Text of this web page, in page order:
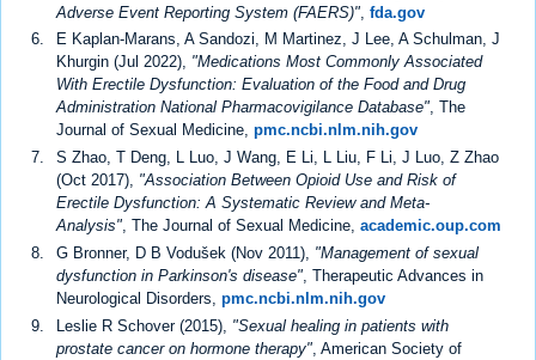
Adverse Event Reporting System (FAERS)" fda.gov
E Kaplan-Marans, A Sandozi, M Martinez, J Lee, A Schulman, J
Khurgin (Jul 2022), "Medications Most Commonly Associated
With Erectile Dysfunction: Evaluation of the Food and Drug
Administration National Pharmacovigilance Database", The
Journal of Sexual Medicine, pmc.ncbi.nlm.nih.gov
S Zhao, T Deng, L Luo, J Wang, E Li, L Liu, F Li, J Luo, Z Zhao
(Oct 2017), "Association Between Opioid Use and Risk of
Erectile Dysfunction: A Systematic Review and Meta-
Analysis", The Journal of Sexual Medicine, academic.oup.com
G Bronner, D B Vodušek (Nov 2011), "Management of sexual
dysfunction in Parkinson's disease", Therapeutic Advances in
Neurological Disorders, pmc.ncbi.nlm.nih.gov
Leslie R Schover (2015), "Sexual healing in patients with
prostate cancer on hormone therapy", American Society of